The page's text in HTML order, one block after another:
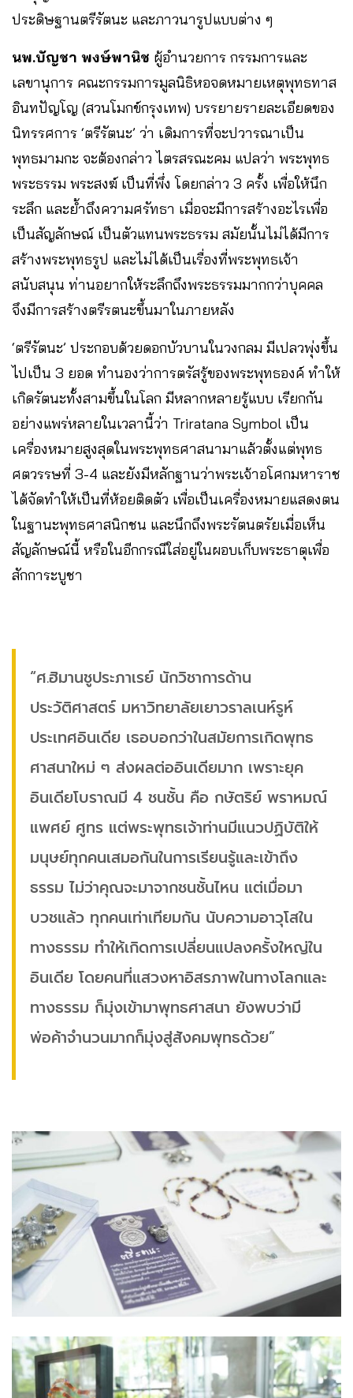
ประดิษฐานตรีรัตนะ และภาวนารูปแบบต่าง ๆ
นพ.บัญชา พงษ์พานิช ผู้อำนวยการ กรรมการและ
เลขานุการ คณะกรรมการมูลนิธิหอจดหมายเหตุพุทธทาส
อินทปัญโญ (สวนโมกข์กรุงเทพ) บรรยายรายละเอียดของ
นิทรรศการ ‘ตรีรัตนะ’ ว่า เดิมการที่จะปวารณาเป็น
พุทธมามกะ จะต้องกล่าว ไตรสรณะคม แปลว่า พระพุทธ
พระธรรม พระสงฆ์ เป็นที่พึ่ง โดยกล่าว 3 ครั้ง เพื่อให้นึก
ระลึก และย้ำถึงความศรัทธา เมื่อจะมีการสร้างอะไรเพื่อ
เป็นสัญลักษณ์ เป็นตัวแทนพระธรรม สมัยนั้นไม่ได้มีการ
สร้างพระพุทธรูป และไม่ได้เป็นเรื่องที่พระพุทธเจ้า
สนับสนุน ท่านอยากให้ระลึกถึงพระธรรมมากกว่าบุคคล
จึงมีการสร้างตรีรตนะขึ้นมาในภายหลัง
‘ตรีรัตนะ’ ประกอบด้วยดอกบัวบานในวงกลม มีเปลวพุ่งขึ้น
ไปเป็น 3 ยอด ทำนองว่าการตรัสรู้ของพระพุทธองค์ ทำให้
เกิดรัตนะทั้งสามขึ้นในโลก มีหลากหลายรู้แบบ เรียกกัน
อย่างแพร่หลายในเวลานี้ว่า Triratana Symbol เป็น
เครื่องหมายสูงสุดในพระพุทธศาสนามาแล้วตั้งแต่พุทธ
ศตวรรษที่ 3-4 และยังมีหลักฐานว่าพระเจ้าอโศกมหาราช
ได้จัดทำให้เป็นที่ห้อยติดตัว เพื่อเป็นเครื่องหมายแสดงตน
ในฐานะพุทธศาสนิกชน และนึกถึงพระรัตนตรัยเมื่อเห็น
สัญลักษณ์นี้ หรือในอีกกรณีใส่อยู่ในผอบเก็บพระธาตุเพื่อ
สักการะบูชา
“ศ.ฮิมานชูประภาเรย์ นักวิชาการด้าน
ประวัติศาสตร์ มหาวิทยาลัยเยาวราลเนห์รูห์
ประเทศอินเดีย เธอบอกว่าในสมัยการเกิดพุทธ
ศาสนาใหม่ ๆ ส่งผลต่ออินเดียมาก เพราะยุค
อินเดียโบราณมี 4 ชนชั้น คือ กษัตริย์ พราหมณ์
แพศย์ ศูทร แต่พระพุทธเจ้าท่านมีแนวปฏิบัติให้
มนุษย์ทุกคนเสมอกันในการเรียนรู้และเข้าถึง
ธรรม ไม่ว่าคุณจะมาจากชนชั้นไหน แต่เมื่อมา
บวชแล้ว ทุกคนเท่าเทียมกัน นับความอาวุโสใน
ทางธรรม ทำให้เกิดการเปลี่ยนแปลงครั้งใหญ่ใน
อินเดีย โดยคนที่แสวงหาอิสรภาพในทางโลกและ
ทางธรรม ก็มุ่งเข้ามาพุทธศาสนา ยังพบว่ามี
พ่อค้าจำนวนมากก็มุ่งสู่สังคมพุทธด้วย”